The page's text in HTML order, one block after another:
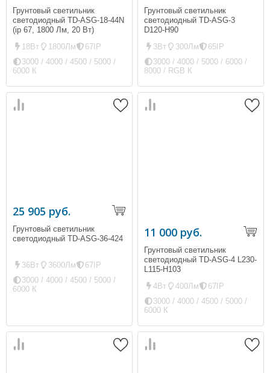
Грунтовый светильник
светодиодный TD-ASG-18-44N
(ip 67, 1800 Лм, 20 Вт)
18Вт
1800Лм
67IP
3000 / 4000 / 4500 / 5000 /
6000 К
Грунтовый светильник
светодиодный TD-ASG-3
D120-H90
3Вт
300Лм
65IP
3000 / 4000 / 5000 / 6000 /
8000 / RGB К
25 905 руб.
Грунтовый светильник
светодиодный TD-ASG-36-424
36Вт 3600Лм
67IP
3000 / 4000 / 4500 / 5000 /
6000 К
11 000 руб.
Грунтовый светильник
светодиодный TD-ASG-4 L230-
L115-H103
4Вт
400Лм
67IP
3000 / 4000 / 4500 / 5000 /
6000 К